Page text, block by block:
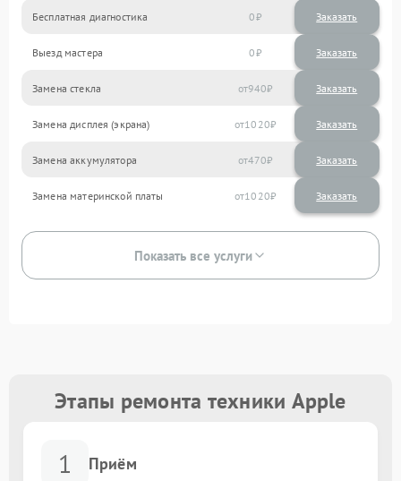
Бесплатная диагностика 0 Заказать
Выезд мастера 0 Заказать
Замена стекла 940
Замена дисплея (экрана) 1020
Замена аккумулятора 470
Замена материнской платы 1020
Показать все услуги
Этапы ремонта техники Apple
1 Приём